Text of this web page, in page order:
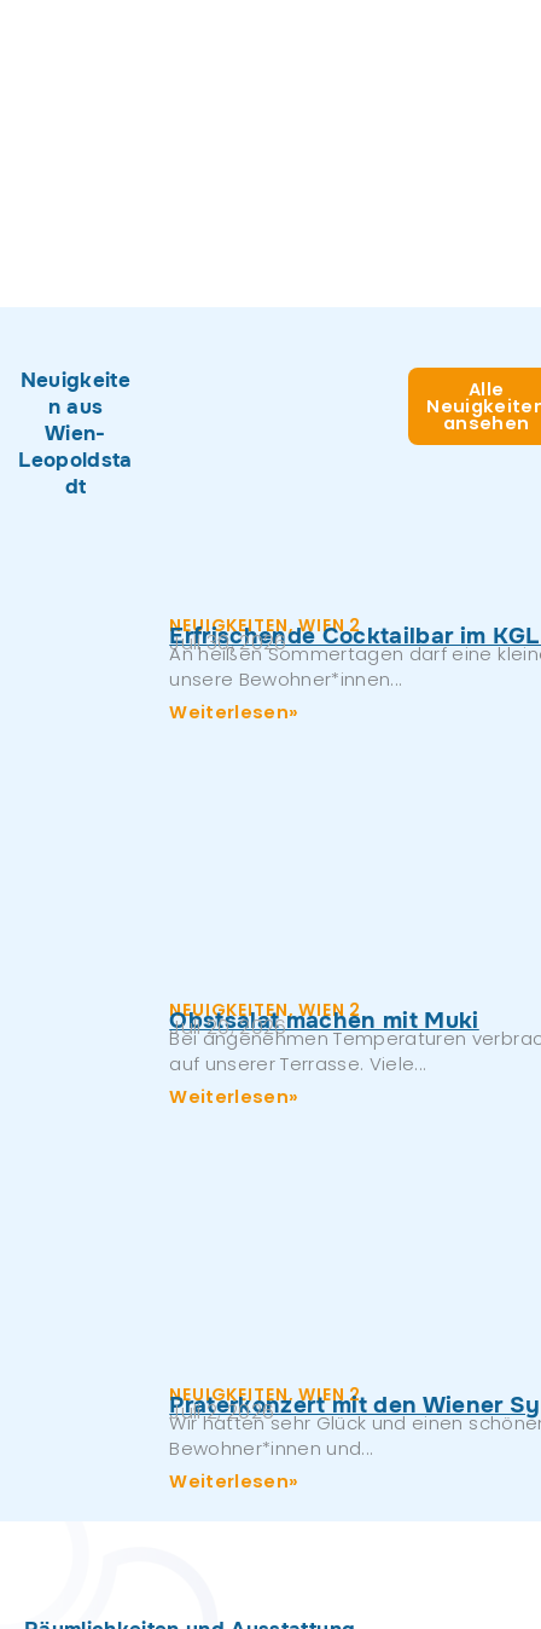
Neuigkeite
n aus
Wien-
Leopoldsta
dt
NEUIGKEITEN,WIEN 2
Erfrischende Cocktailbar im
Juli 30, 2026
An heißen Sommertagen darf eine
unsere Bewohner*innen...
Weiterlesen»
NEUIGKEITEN,WIEN 2
Obstsalat machen mit Muki
Juli 20, 2026
Bei angenehmen Temperaturen
auf unserer Terrasse. Viele...
Weiterlesen»
NEUIGKEITEN,WIEN 2
Praterkonzert mit den Wiener
Juli 2, 2026
Wir hatten sehr Glück und einen
Bewohner*innen und...
Weiterlesen»
Alle
ansehen